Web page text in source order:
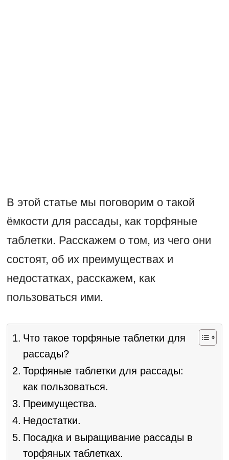
В этой статье мы поговорим о такой
ёмкости для рассады, как торфяные
таблетки. Расскажем о том, из чего они
состоят, об их преимуществах и
недостатках, расскажем, как
пользоваться ими.
Что такое торфяные таблетки для
рассады?
Торфяные таблетки для рассады:
как пользоваться.
Преимущества.
Недостатки.
Посадка и выращивание рассады в
торфяных таблетках.